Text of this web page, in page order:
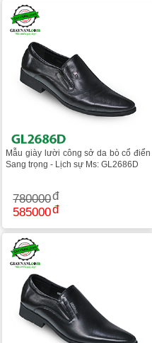
Mẫu giày lười công sở da bò cổ điển
Sang trọng - Lịch sự Ms: GL2686D
780000
585000